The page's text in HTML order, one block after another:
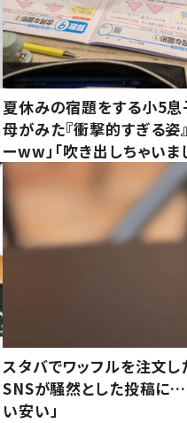
夏休みの宿題をする小5息
母がみた『衝撃的すぎる姿
ーww」「吹き出しちゃいま
スタバでワッフルを注文し
SNSが騒然とした投稿に…
い安い」